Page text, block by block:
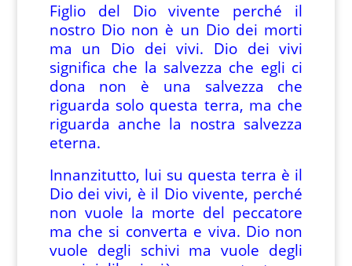
Figlio del Dio vivente perché il
nostro Dio non è un Dio dei morti
ma un Dio dei vivi. Dio dei vivi
significa che la salvezza che egli ci
dona non è una salvezza che
riguarda solo questa terra, ma che
riguarda anche la nostra salvezza
eterna.
Innanzitutto, lui su questa terra è il
Dio dei vivi, è il Dio vivente, perché
non vuole la morte del peccatore
ma che si converta e viva. Dio non
vuole degli schivi ma vuole degli